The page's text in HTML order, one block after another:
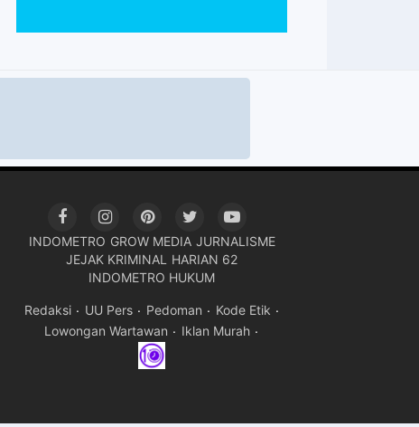
INDOMETRO GROW MEDIA JURNALISME
JEJAK KRIMINAL
HARIAN 62
INDOMETRO HUKUM
Redaksi UU Pers Pedoman
Kode Etik
Lowongan Wartawan
Iklan Murah